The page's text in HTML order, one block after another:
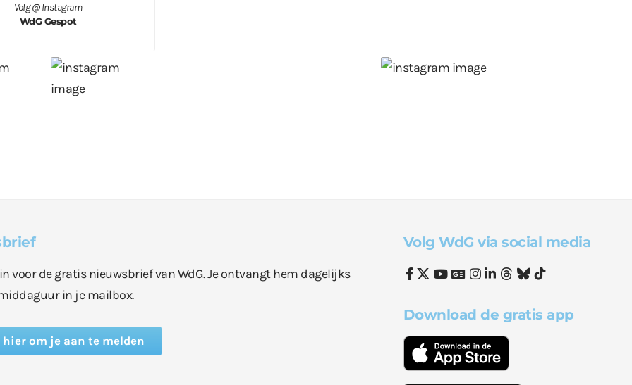
Volg @ Instagram
WdG Gespot
voor de gratis nieuwsbrief van WdG. Je ontvangt hem dagelijks
in je mailbox.
om je aan te melden
Volg WdG via social media
Download de gratis app